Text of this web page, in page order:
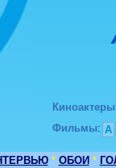
Киноактеры
Фильмы: А
* ОБОИ *